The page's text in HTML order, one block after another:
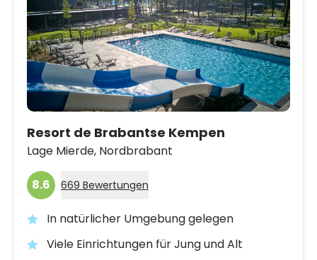
Resort de Brabantse Kempen
Lage Mierde, Nordbrabant
8.6 669 Bewertungen
In natürlicher Umgebung gelegen
Viele Einrichtungen für Jung und Alt